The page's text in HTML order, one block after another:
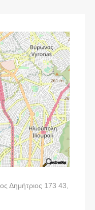
Δημήτριος 173 43,